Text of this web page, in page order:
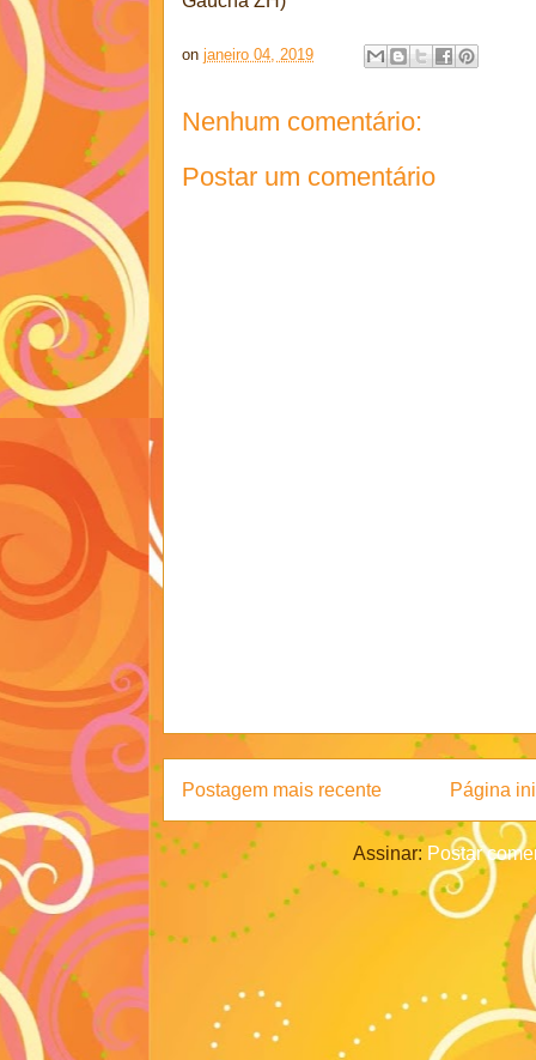
on janeiro 04, 2019
Nenhum comentário:
Postar um comentário
Postagem mais recente Página
Assinar: Postar